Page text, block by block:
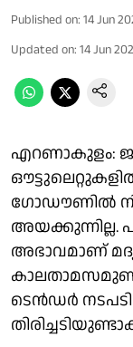
Published on: 14 Jun
Updated on: 14 Jun
എറണാകുളം:
ഗോഡൗണിൽ
അയക്കുന്നില്ല.
അഭാവമാണ്
ടെൻഡർ